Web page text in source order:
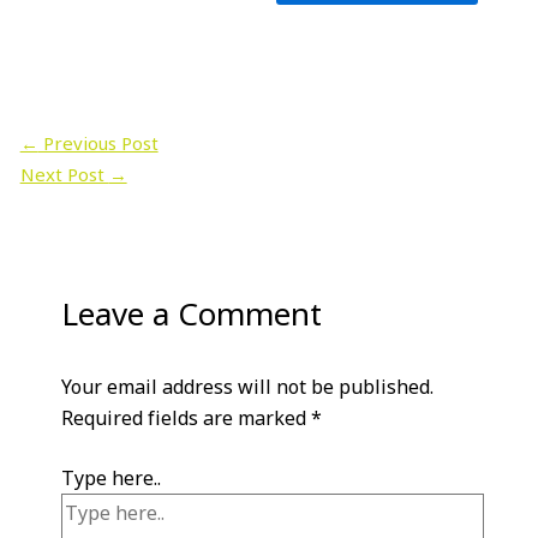
←Previous Post
Next Post→
Leave a Comment
Your email address will not be published.
Required fields are marked*
Type here..